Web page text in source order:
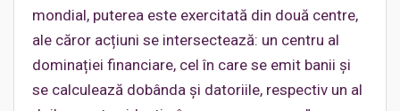
mondial, puterea este exercitată din două centre,
ale căror acțiuni se intersectează: un centru al
dominației financiare, cel în care se emit banii și
se calculează dobânda și datoriile, respectiv un al